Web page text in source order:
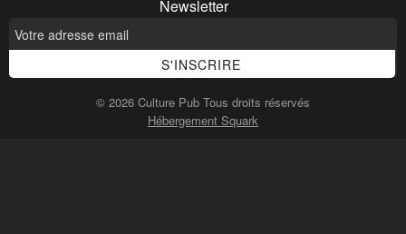
Newsletter
© 2026 Culture Pub Tous droits réservés
Hébergement Squark